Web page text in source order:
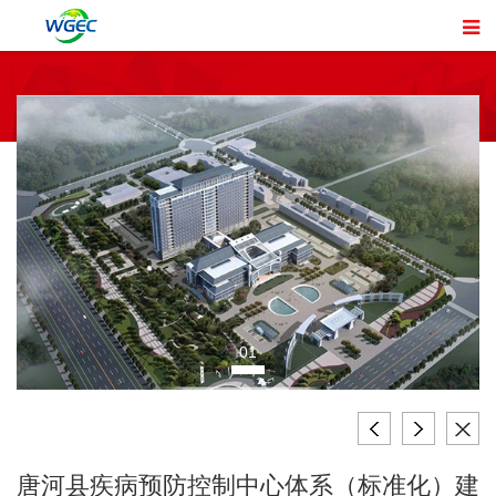
01
唐河县疾病预防控制中心体系（标准化）建